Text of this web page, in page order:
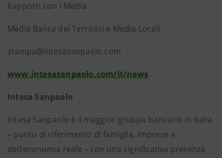
Rapporti con i Media
Media Banca dei Territori e Media Locali
stampa@intesasanpaolo.com
www.intesasanpaolo.com/it/news
Intesa Sanpaolo
Intesa Sanpaolo è il maggior gruppo bancario in Italia
– punto di riferimento di famiglie, imprese e
dell’economia reale – con una significativa presenza